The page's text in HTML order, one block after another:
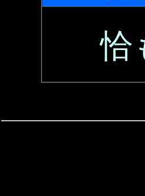
恰